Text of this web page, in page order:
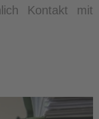
Kontakt mit